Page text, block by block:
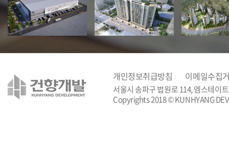
개인정보취급방침 이메일수집
서울시 송파구 법원로 114, 엠스테이
Copyrights 2018 © KUNHYANG